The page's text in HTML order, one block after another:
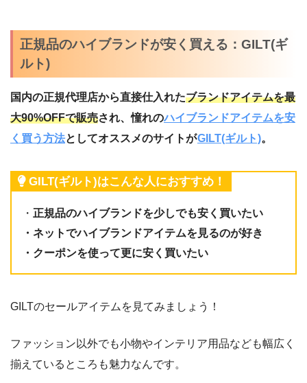
正規品のハイブランドが安く買える：GILT(ギ
ルト)
国内の正規代理店から直接仕入れたブランドアイテムを最
大90%OFFで販売され、憧れのハイブランドアイテムを安
く買う方法としてオススメのサイトがGILT(ギルト)。
GILT(ギルト)はこんな人におすすめ！
・ 正規品のハイブランドを少しでも安く買いたい
・ネットでハイブランドアイテムを見るのが好き
・クーポンを使って更に安く買いたい
GILTのセールアイテムを見てみましょう！
ファッション以外でも小物やインテリア用品なども幅広く
揃えているところも魅力なんです。